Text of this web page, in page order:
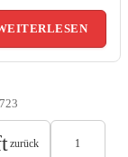
zurück 1